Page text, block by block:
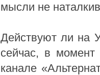
мысли не
Действуют ли на
сейчас, в
канале